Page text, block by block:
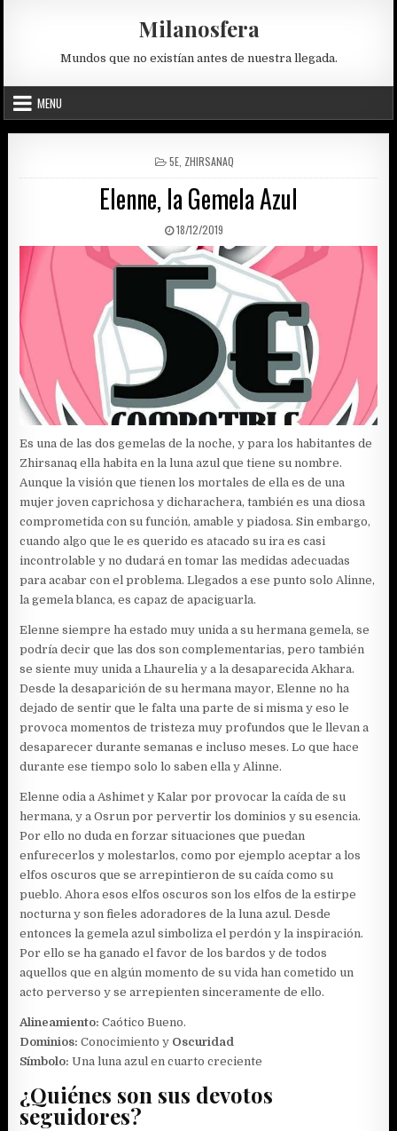
Milanosfera
Mundos que no existían antes de nuestra llegada.
MENU
POSTED
IN
5E, ZHIRSANAQ
Elenne, la Gemela Azul
PUBLISHED
DATE:
18/12/2019
Es una de las dos gemelas de la noche, y para los habitantes de
Zhirsanaq ella habita en la luna azul que tiene su nombre.
Aunque la visión que tienen los mortales de ella es de una
mujer joven caprichosa y dicharachera, también es una diosa
comprometida con su función, amable y piadosa. Sin embargo,
cuando algo que le es querido es atacado su ira es casi
incontrolable y no dudará en tomar las medidas adecuadas
para acabar con el problema. Llegados a ese punto solo Alinne,
la gemela blanca, es capaz de apaciguarla.
Elenne siempre ha estado muy unida a su hermana gemela, se
podría decir que las dos son complementarias, pero también
se siente muy unida a Lhaurelia y a la desaparecida Akhara.
Desde la desaparición de su hermana mayor, Elenne no ha
dejado de sentir que le falta una parte de si misma y eso le
provoca momentos de tristeza muy profundos que le llevan a
desaparecer durante semanas e incluso meses. Lo que hace
durante ese tiempo solo lo saben ella y Alinne.
Elenne odia a Ashimet y Kalar por provocar la caída de su
hermana, y a Osrun por pervertir los dominios y su esencia.
Por ello no duda en forzar situaciones que puedan
enfurecerlos y molestarlos, como por ejemplo aceptar a los
elfos oscuros que se arrepintieron de su caída como su
pueblo. Ahora esos elfos oscuros son los elfos de la estirpe
nocturna y son fieles adoradores de la luna azul. Desde
entonces la gemela azul simboliza el perdón y la inspiración.
Por ello se ha ganado el favor de los bardos y de todos
aquellos que en algún momento de su vida han cometido un
acto perverso y se arrepienten sinceramente de ello.
Alineamiento:Caótico Bueno.
Dominios: Conocimiento y Oscuridad
Símbolo: Una luna azul en cuarto creciente
¿Quiénes son sus devotos
seguidores?